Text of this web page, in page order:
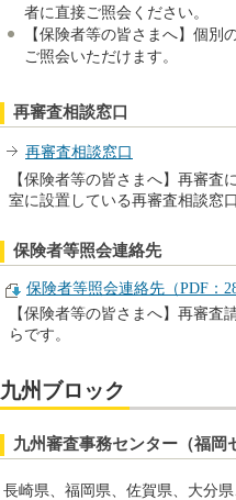
者に直接ご照会ください。
【保険者等の皆さまへ】個
ご照会いただけます。
再審査相談窓口
再審査相談窓口
【保険者等の皆さまへ】再審
室に設置している再審査相談窓
保険者等照会連絡先
保険者等照会連絡先（PDF：
【保険者等の皆さまへ】再審
らです。
九州ブロック
九州審査事務センター（福岡
長崎県、福岡県、佐賀県、大分